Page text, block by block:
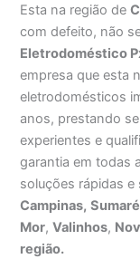
Esta na região de
com defeito, não
Eletrodoméstico
empresa que esta
eletrodomésticos
anos, prestando
experientes e
garantia em todas
soluções rápidas e
Campinas, Sumaré
Mor,Valinhos,
região.